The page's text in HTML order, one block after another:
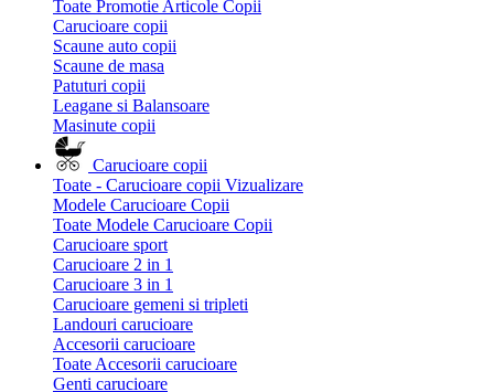
Toate Promotie Articole Copii
Carucioare copii
Scaune auto copii
Scaune de masa
Patuturi copii
Leagane si Balansoare
Masinute copii
Carucioare copii
Toate - Carucioare copii Vizualizare
Modele Carucioare Copii
Toate Modele Carucioare Copii
Carucioare sport
Carucioare 2 in 1
Carucioare 3 in 1
Carucioare gemeni si tripleti
Landouri carucioare
Accesorii carucioare
Toate Accesorii carucioare
Genti carucioare